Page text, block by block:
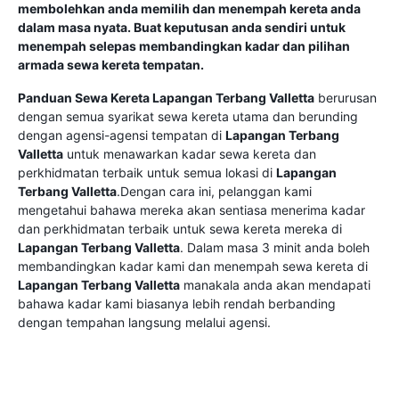
membolehkan anda memilih dan menempah kereta anda
dalam masa nyata. Buat keputusan anda sendiri untuk
menempah selepas membandingkan kadar dan pilihan
armada sewa kereta tempatan.
Panduan Sewa KeretaLapangan Terbang Valletta berurusan
dengan semua syarikat sewa kereta utama dan berunding
dengan agensi-agensi tempatan di Lapangan Terbang
Valletta untuk menawarkan kadar sewa kereta dan
perkhidmatan terbaik untuk semua lokasi di Lapangan
Terbang Valletta.Dengan cara ini, pelanggan kami
mengetahui bahawa mereka akan sentiasa menerima kadar
dan perkhidmatan terbaik untuk sewa kereta mereka di
Lapangan Terbang Valletta. Dalam masa 3 minit anda boleh
membandingkan kadar kami dan menempah sewa kereta di
Lapangan Terbang Valletta manakala anda akan mendapati
bahawa kadar kami biasanya lebih rendah berbanding
dengan tempahan langsung melalui agensi.